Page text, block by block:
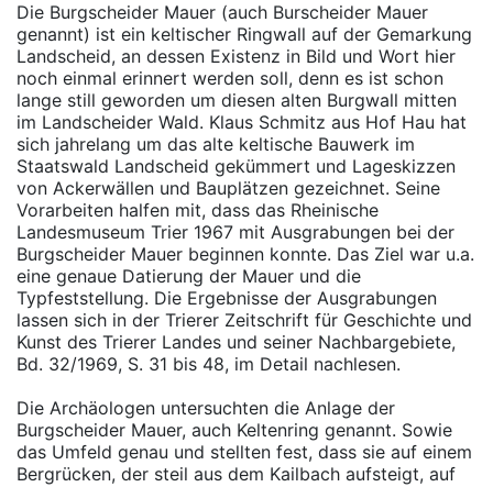
Die Burgscheider Mauer (auch Burscheider Mauer
genannt) ist ein keltischer Ringwall auf der Gemarkung
Landscheid, an dessen Existenz in Bild und Wort hier
noch einmal erinnert werden soll, denn es ist schon
lange still geworden um diesen alten Burgwall mitten
im Landscheider Wald. Klaus Schmitz aus Hof Hau hat
sich jahrelang um das alte keltische Bauwerk im
Staatswald Landscheid gekümmert und Lageskizzen
von Ackerwällen und Bauplätzen gezeichnet. Seine
Vorarbeiten halfen mit, dass das Rheinische
Landesmuseum Trier 1967 mit Ausgrabungen bei der
Burgscheider Mauer beginnen konnte. Das Ziel war u.a.
eine genaue Datierung der Mauer und die
Typfeststellung. Die Ergebnisse der Ausgrabungen
lassen sich in der Trierer Zeitschrift für Geschichte und
Kunst des Trierer Landes und seiner Nachbargebiete,
Bd. 32/1969, S. 31 bis 48, im Detail nachlesen.
Die Archäologen untersuchten die Anlage der
Burgscheider Mauer, auch Keltenring genannt. Sowie
das Umfeld genau und stellten fest, dass sie auf einem
Bergrücken, der steil aus dem Kailbach aufsteigt, auf